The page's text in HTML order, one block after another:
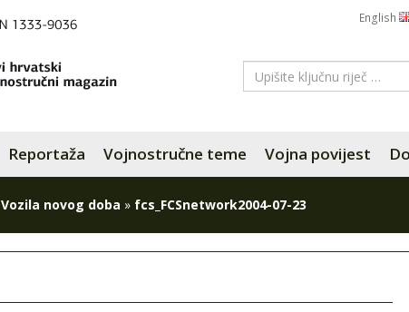
English
Reportaža Vojnostručne teme Vojna povijest
Vozila novog doba » fcs_FCSnetwork2004-07-23